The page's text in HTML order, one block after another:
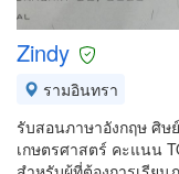
Zindy
รามอินทรา
รับสอนภาษาอังกฤษ ศิ
เกษตรศาสตร์ คะแนน